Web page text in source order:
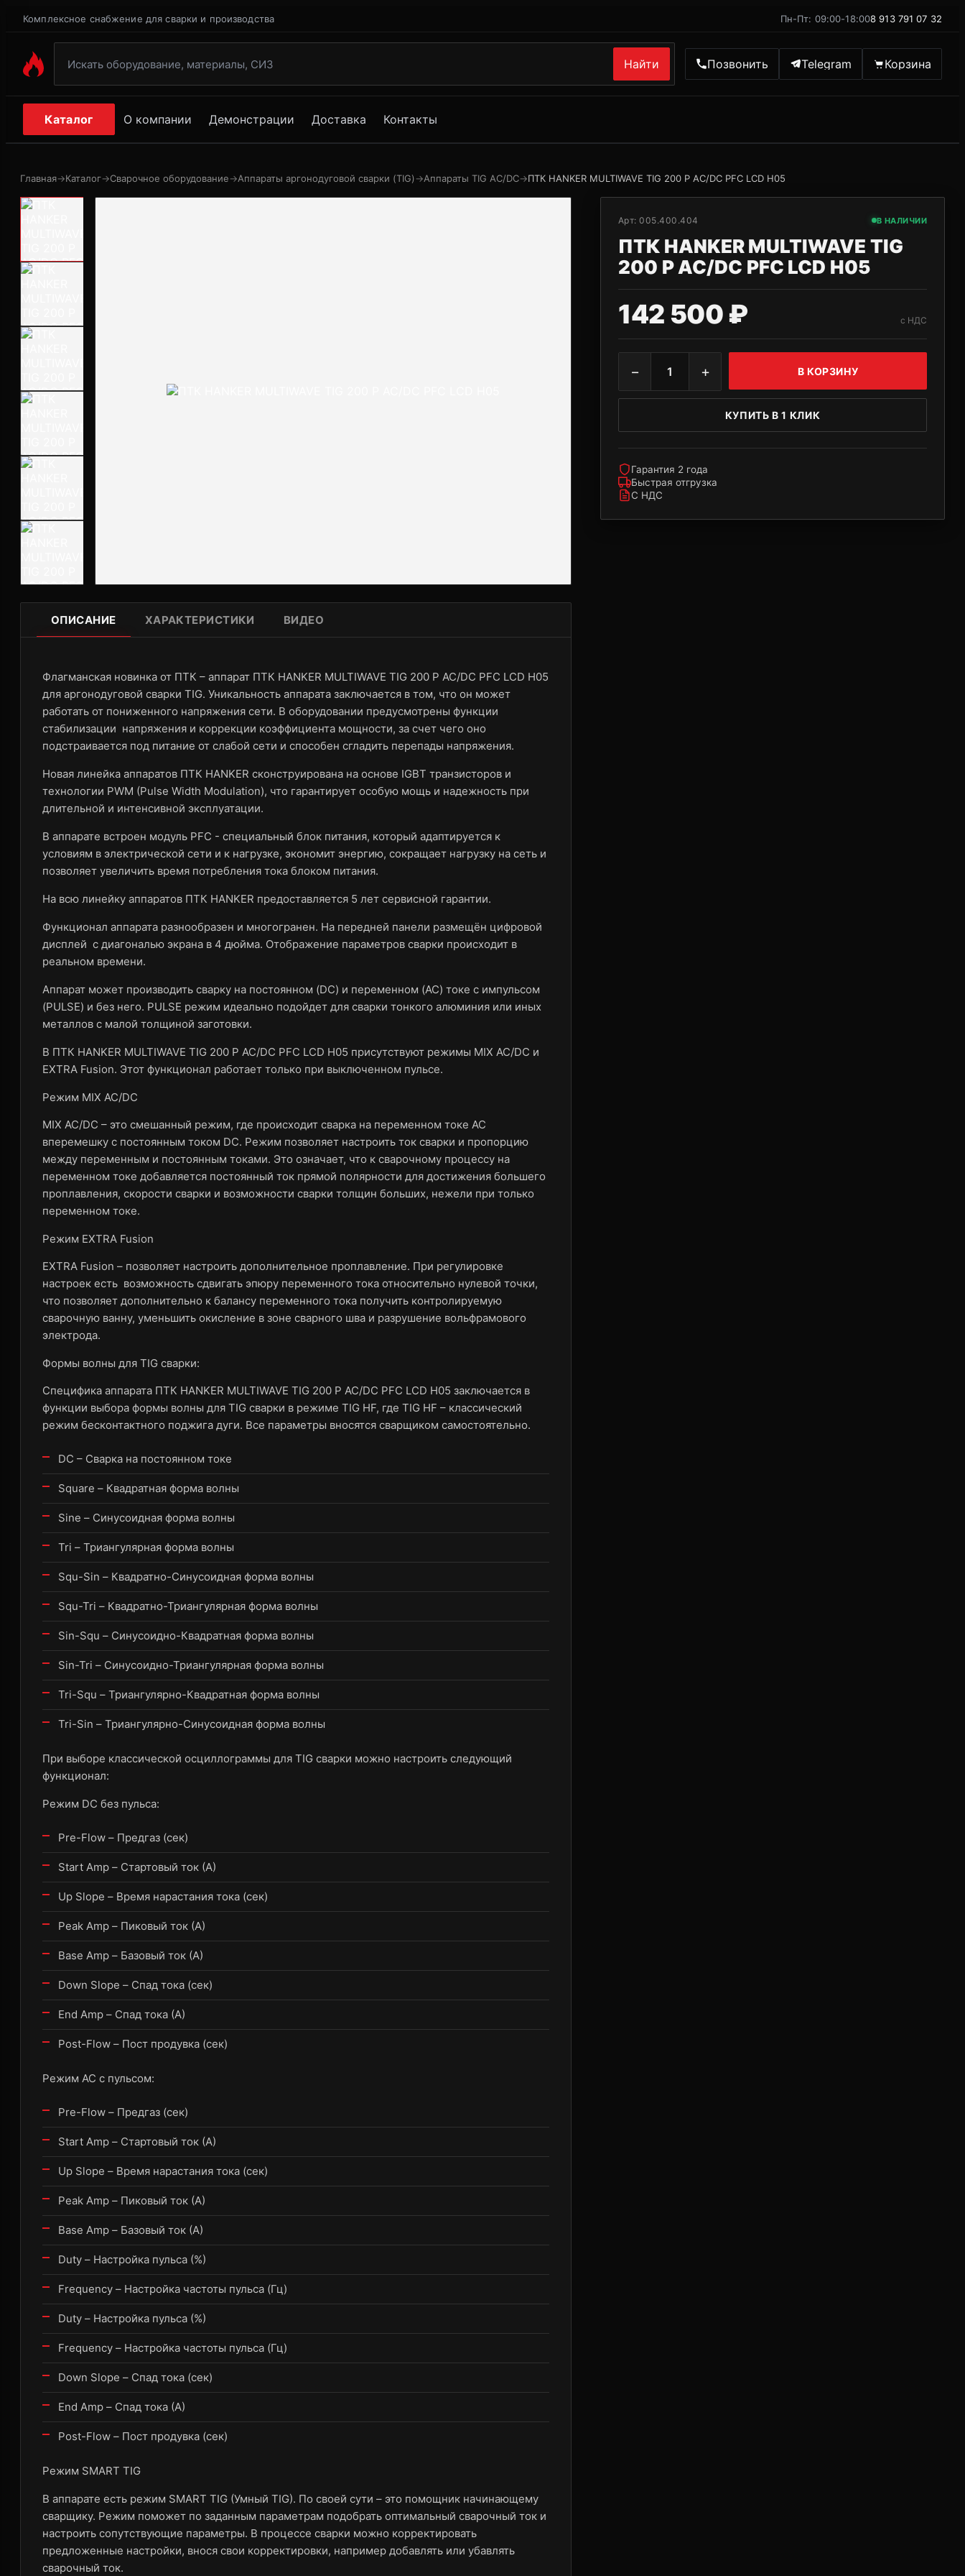
Комплексное снабжение для сварки и производства Пн-Пт: 09:00-18:008 913 791 07 32
Найти Позвонить Telegram Корзина
Каталог О компании Демонстрации Доставка Контакты
Главная→Каталог→Сварочное оборудование→Аппараты аргонодуговой сварки (TIG)→Аппараты TIG AC/DC→ПТК HANKER MULTIWAVE TIG 200 P AC/DC PFC LCD H05
ОПИСАНИЕ ХАРАКТЕРИСТИКИ ВИДЕО
Флагманская новинка от ПТК – аппарат ПТК HANKER MULTIWAVE TIG 200 P AC/DC PFC LCD H05
для аргонодуговой сварки TIG. Уникальность аппарата заключается в том, что он может
работать от пониженного напряжения сети. В оборудовании предусмотрены функции
стабилизации напряжения и коррекции коэффициента мощности, за счет чего оно
подстраивается под питание от слабой сети и способен сгладить перепады напряжения.
Новая линейка аппаратов ПТК HANKER сконструирована на основе IGBT транзисторов и
технологии PWM (Pulse Width Modulation), что гарантирует особую мощь и надежность при
длительной и интенсивной эксплуатации.
В аппарате встроен модуль PFC - специальный блок питания, который адаптируется к
условиям в электрической сети и к нагрузке, экономит энергию, сокращает нагрузку на сеть и
позволяет увеличить время потребления тока блоком питания.
На всю линейку аппаратов ПТК HANKER предоставляется 5 лет сервисной гарантии.
Функционал аппарата разнообразен и многогранен. На передней панели размещён цифровой
дисплей с диагональю экрана в 4 дюйма. Отображение параметров сварки происходит в
реальном времени.
Аппарат может производить сварку на постоянном (DC) и переменном (AC) токе с импульсом
(PULSE) и без него. PULSE режим идеально подойдет для сварки тонкого алюминия или иных
металлов с малой толщиной заготовки.
В ПТК HANKER MULTIWAVE TIG 200 P AC/DC PFC LCD H05 присутствуют режимы MIX AC/DC и
EXTRA Fusion. Этот функционал работает только при выключенном пульсе.
Режим MIX AC/DC
MIX AC/DC – это смешанный режим, где происходит сварка на переменном токе AC
вперемешку с постоянным током DC. Режим позволяет настроить ток сварки и пропорцию
между переменным и постоянным токами. Это означает, что к сварочному процессу на
переменном токе добавляется постоянный ток прямой полярности для достижения большего
проплавления, скорости сварки и возможности сварки толщин больших, нежели при только
переменном токе.
Режим EXTRA Fusion
EXTRA Fusion – позволяет настроить дополнительное проплавление. При регулировке
настроек есть возможность сдвигать эпюру переменного тока относительно нулевой точки,
что позволяет дополнительно к балансу переменного тока получить контролируемую
сварочную ванну, уменьшить окисление в зоне сварного шва и разрушение вольфрамового
электрода.
Формы волны для TIG сварки:
Специфика аппарата ПТК HANKER MULTIWAVE TIG 200 P AC/DC PFC LCD H05 заключается в
функции выбора формы волны для TIG сварки в режиме TIG HF, где TIG HF – классический
режим бесконтактного поджига дуги. Все параметры вносятся сварщиком самостоятельно.
DC – Сварка на постоянном токе
Square – Квадратная форма волны
Sine – Синусоидная форма волны
Tri – Триангулярная форма волны
Squ-Sin – Квадратно-Синусоидная форма волны
Squ-Tri – Квадратно-Триангулярная форма волны
Sin-Squ – Синусоидно-Квадратная форма волны
Sin-Tri – Синусоидно-Триангулярная форма волны
Tri-Squ – Триангулярно-Квадратная форма волны
Tri-Sin – Триангулярно-Синусоидная форма волны
При выборе классической осциллограммы для TIG сварки можно настроить следующий
функционал:
Режим DC без пульса:
Pre-Flow – Предгаз (сек)
Start Amp – Стартовый ток (А)
Up Slope – Время нарастания тока (сек)
Peak Amp – Пиковый ток (А)
Base Amp – Базовый ток (А)
Down Slope – Спад тока (сек)
End Amp – Спад тока (А)
Post-Flow – Пост продувка (сек)
Режим AC с пульсом:
Pre-Flow – Предгаз (сек)
Start Amp – Стартовый ток (А)
Up Slope – Время нарастания тока (сек)
Peak Amp – Пиковый ток (А)
Base Amp – Базовый ток (А)
Duty – Настройка пульса (%)
Frequency – Настройка частоты пульса (Гц)
Duty – Настройка пульса (%)
Frequency – Настройка частоты пульса (Гц)
Down Slope – Спад тока (сек)
End Amp – Спад тока (А)
Post-Flow – Пост продувка (сек)
Режим SMART TIG
В аппарате есть режим SMART TIG (Умный TIG). По своей сути – это помощник начинающему
сварщику. Режим поможет по заданным параметрам подобрать оптимальный сварочный ток и
настроить сопутствующие параметры. В процессе сварки можно корректировать
предложенные настройки, внося свои корректировки, например добавлять или убавлять
сварочный ток.
Арт:005.400.404 В НАЛИЧИИ
ПТК HANKER MULTIWAVE TIG
200 P AC/DC PFC LCD H05
142 500 ₽ с НДС
− 1 + В КОРЗИНУ
КУПИТЬ В 1 КЛИК
Гарантия 2 года
Быстрая отгрузка
С НДС